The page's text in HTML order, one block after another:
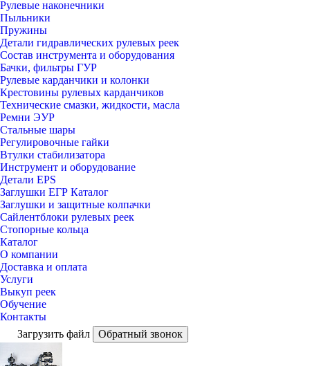
Рулевые наконечники
Пыльники
Пружины
Детали гидравлических рулевых реек
Состав инструмента и оборудования
Бачки, фильтры ГУР
Рулевые карданчики и колонки
Крестовины рулевых карданчиков
Технические смазки, жидкости, масла
Ремни ЭУР
Стальные шары
Регулировочные гайки
Втулки стабилизатора
Инструмент и оборудование
Детали EPS
Заглушки ЕГР Каталог
Заглушки и защитные колпачки
Сайлентблоки рулевых реек
Стопорные кольца
Каталог
О компании
Доставка и оплата
Услуги
Выкуп реек
Обучение
Контакты
Загрузить файл
Обратный звонок